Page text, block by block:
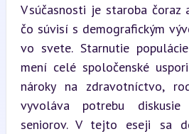
V súčasnosti je staroba
čo súvisí s demografickým
vo svete. Starnutie
mení celé spoločenské
nároky na zdravotníctvo,
vyvoláva potrebu
seniorov. V tejto eseji sa